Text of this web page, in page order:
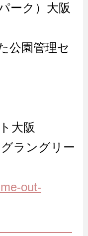
ーク）大阪
公園管理セ
大阪
ラングリー
out-